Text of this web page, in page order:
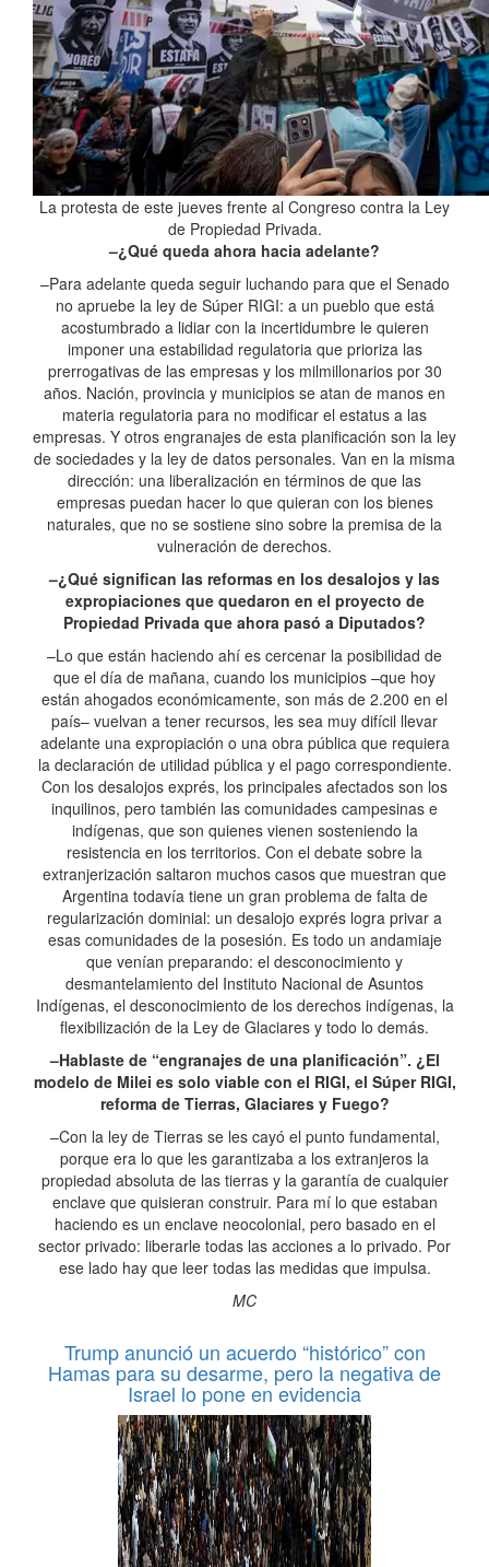
La protesta de este jueves frente al Congreso contra la Ley
de Propiedad Privada.
–¿Qué queda ahora hacia adelante?
–Para adelante queda seguir luchando para que el Senado
no apruebe la ley de Súper RIGI: a un pueblo que está
acostumbrado a lidiar con la incertidumbre le quieren
imponer una estabilidad regulatoria que prioriza las
prerrogativas de las empresas y los milmillonarios por 30
años. Nación, provincia y municipios se atan de manos en
materia regulatoria para no modificar el estatus a las
empresas. Y otros engranajes de esta planificación son la ley
de sociedades y la ley de datos personales. Van en la misma
dirección: una liberalización en términos de que las
empresas puedan hacer lo que quieran con los bienes
naturales, que no se sostiene sino sobre la premisa de la
vulneración de derechos.
–¿Qué significan las reformas en los desalojos y las
expropiaciones que quedaron en el proyecto de
Propiedad Privada que ahora pasó a Diputados?
–Lo que están haciendo ahí es cercenar la posibilidad de
que el día de mañana, cuando los municipios –que hoy
están ahogados económicamente, son más de 2.200 en el
país– vuelvan a tener recursos, les sea muy difícil llevar
adelante una expropiación o una obra pública que requiera
la declaración de utilidad pública y el pago correspondiente.
Con los desalojos exprés, los principales afectados son los
inquilinos, pero también las comunidades campesinas e
indígenas, que son quienes vienen sosteniendo la
resistencia en los territorios. Con el debate sobre la
extranjerización saltaron muchos casos que muestran que
Argentina todavía tiene un gran problema de falta de
regularización dominial: un desalojo exprés logra privar a
esas comunidades de la posesión. Es todo un andamiaje
que venían preparando: el desconocimiento y
desmantelamiento del Instituto Nacional de Asuntos
Indígenas, el desconocimiento de los derechos indígenas, la
flexibilización de la Ley de Glaciares y todo lo demás.
–Hablaste de “engranajes de una planificación”. ¿El
modelo de Milei es solo viable con el RIGI, el Súper RIGI,
reforma de Tierras, Glaciares y Fuego?
–Con la ley de Tierras se les cayó el punto fundamental,
porque era lo que les garantizaba a los extranjeros la
propiedad absoluta de las tierras y la garantía de cualquier
enclave que quisieran construir. Para mí lo que estaban
haciendo es un enclave neocolonial, pero basado en el
sector privado: liberarle todas las acciones a lo privado. Por
ese lado hay que leer todas las medidas que impulsa.
MC
Trump anunció un acuerdo “histórico” con
Hamas para su desarme, pero la negativa de
Israel lo pone en evidencia